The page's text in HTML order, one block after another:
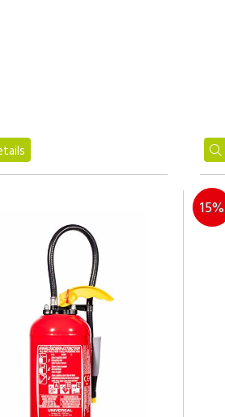
15%